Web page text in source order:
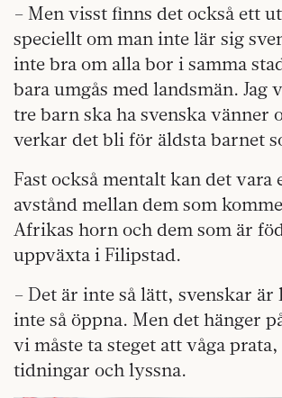
– Men visst finns det också ett
speciellt om man inte lär sig
inte bra om alla bor i samma
bara umgås med landsmän. Jag
tre barn ska ha svenska vänner
verkar det bli för äldsta barnet
Fast också mentalt kan det vara
avstånd mellan dem som
Afrikas horn och dem som är
uppväxta i Filipstad.
– Det är inte så lätt, svenskar
inte så öppna. Men det hänger
vi måste ta steget att våga prata,
tidningar och lyssna.